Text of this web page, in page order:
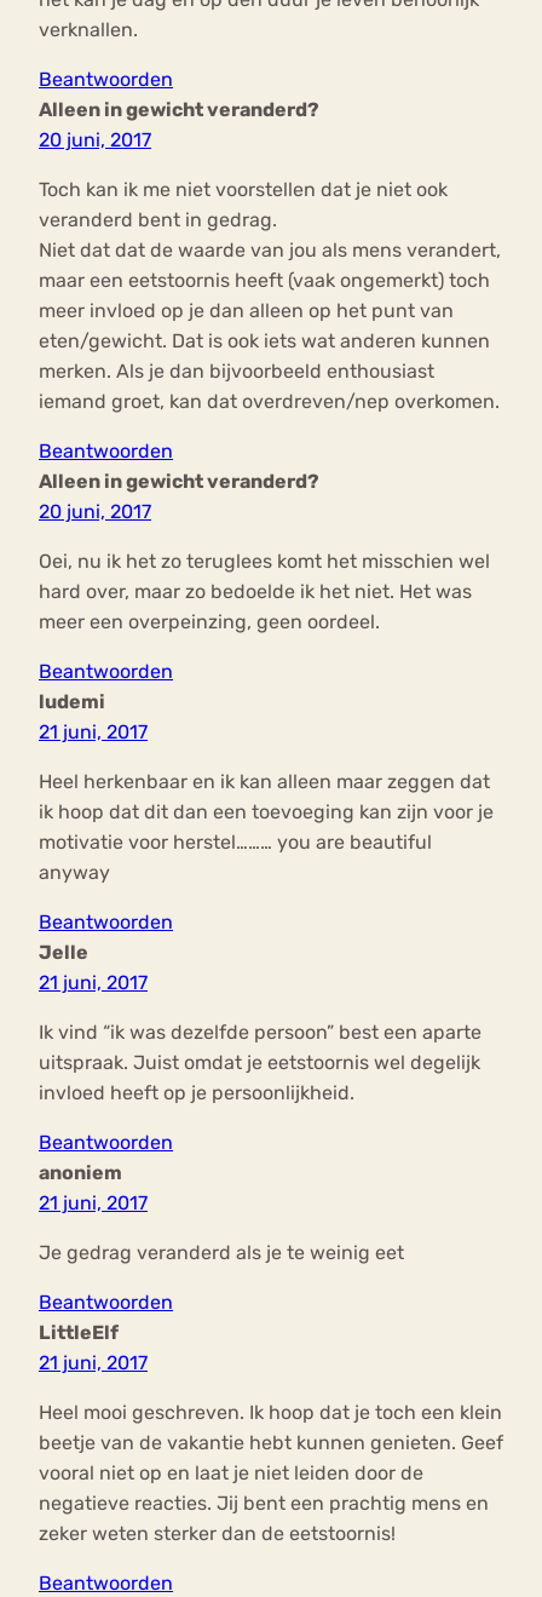
verknallen.
Beantwoorden
Alleen in gewicht veranderd?
20 juni, 2017
Toch kan ik me niet voorstellen dat je niet ook
veranderd bent in gedrag.
Niet dat dat de waarde van jou als mens verandert,
maar een eetstoornis heeft (vaak ongemerkt) toch
meer invloed op je dan alleen op het punt van
eten/gewicht. Dat is ook iets wat anderen kunnen
merken. Als je dan bijvoorbeeld enthousiast
iemand groet, kan dat overdreven/nep overkomen.
Beantwoorden
Alleen in gewicht veranderd?
20 juni, 2017
Oei, nu ik het zo teruglees komt het misschien wel
hard over, maar zo bedoelde ik het niet. Het was
meer een overpeinzing, geen oordeel.
Beantwoorden
ludemi
21 juni, 2017
Heel herkenbaar en ik kan alleen maar zeggen dat
ik hoop dat dit dan een toevoeging kan zijn voor je
motivatie voor herstel……… you are beautiful
anyway
Beantwoorden
Jelle
21 juni, 2017
Ik vind “ik was dezelfde persoon” best een aparte
uitspraak. Juist omdat je eetstoornis wel degelijk
invloed heeft op je persoonlijkheid.
Beantwoorden
anoniem
21 juni, 2017
Je gedrag veranderd als je te weinig eet
Beantwoorden
LittleElf
21 juni, 2017
Heel mooi geschreven. Ik hoop dat je toch een klein
beetje van de vakantie hebt kunnen genieten. Geef
vooral niet op en laat je niet leiden door de
negatieve reacties. Jij bent een prachtig mens en
zeker weten sterker dan de eetstoornis!
Beantwoorden